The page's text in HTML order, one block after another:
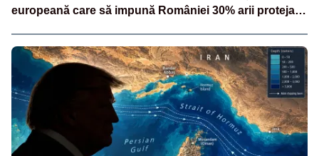
europeană care să impună României 30% arii protejate